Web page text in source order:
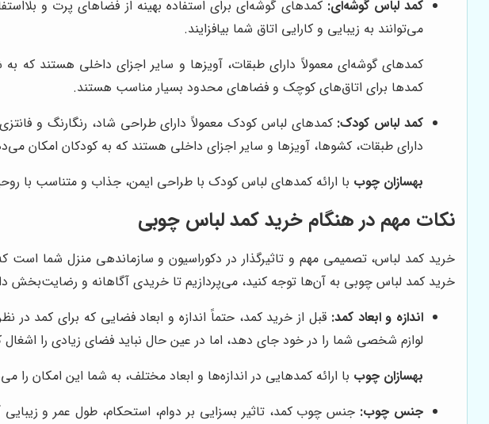
کمد لباس گوشه‌ای: کمدهای گوشه‌ای برای استفاده بهینه از فضاهای پرت و
می‌توانند به زیبایی و کارایی اتاق شما بیافزایند.
کمدهای گوشه‌ای معمولاً دارای طبقات، آویزها و سایر اجزای داخلی هستند
کمدها برای اتاق‌های کوچک و فضاهای محدود بسیار مناسب هستند.
کمد لباس کودک: کمدهای لباس کودک معمولاً دارای طراحی شاد، رنگارنگ و
دارای طبقات، کشوها، آویزها و سایر اجزای داخلی هستند که به کودکان امکان
بهسازان چوب با ارائه کمدهای لباس کودک با طراحی ایمن، جذاب و متناسب با
نکات مهم در هنگام خرید کمد لباس چوبی
خرید کمد لباس، تصمیمی مهم و تاثیرگذار در دکوراسیون و سازماندهی منزل شما
خرید کمد لباس چوبی به آن‌ها توجه کنید، می‌پردازیم تا خریدی آگاهانه و رضایت‌بخش
اندازه و ابعاد کمد: قبل از خرید کمد، حتماً اندازه و ابعاد فضایی که برای کمد در
لوازم شخصی شما را در خود جای دهد، اما در عین حال نباید فضای زیادی را
بهسازان چوب با ارائه کمدهایی در اندازه‌ها و ابعاد مختلف، به شما این امکان
جنس چوب: جنس چوب کمد، تاثیر بسزایی بر دوام، استحکام، طول عمر و